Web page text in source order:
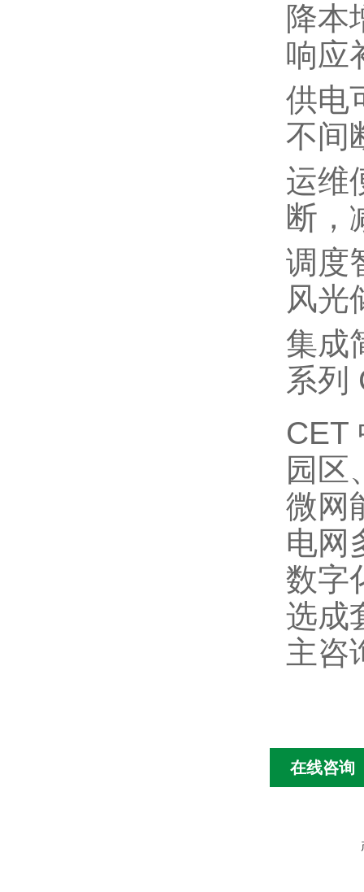
降本
响应
供电
不间
运维
断，
调度
风光
集成
系列
CET
园区
微网
电网
数字
选成
主咨
在线咨询